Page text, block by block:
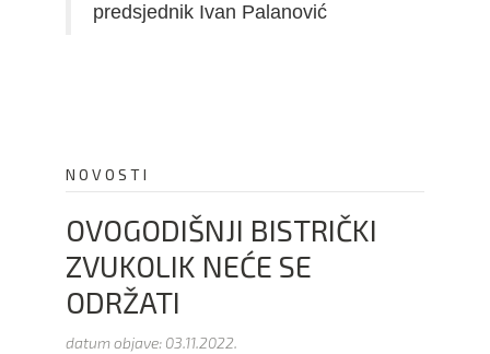
predsjednik Ivan Palanović
NOVOSTI
OVOGODIŠNJI BISTRIČKI
ZVUKOLIK NEĆE SE
ODRŽATI
datum objave: 03.11.2022.